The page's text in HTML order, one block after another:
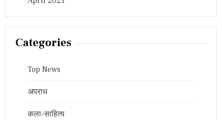
Categories
Top News
अपराध
कला-साहित्य